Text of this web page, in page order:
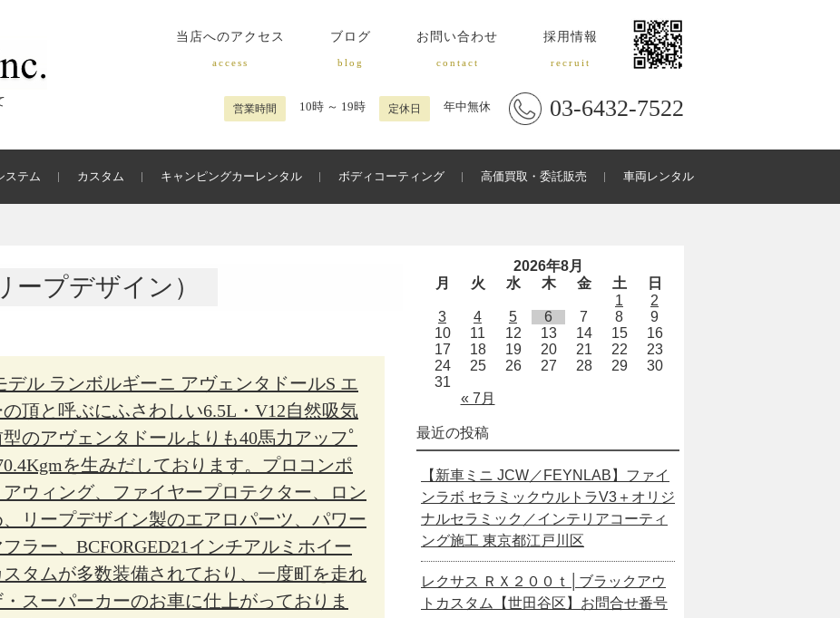
当店へのアクセス
access
ブログ
blog
お問い合わせ
contact
採用情報
recruit
営業時間 10時 ～ 19時 定休日 年中無休 03-6432-7522
ステム カスタム キャンピングカーレンタル ボディコーティング 高価買取・委託販売 車両レンタル
ープデザイン）
頂と呼ぶにふさわしい6.5L・V12自然吸気
のアヴェンタドールよりも40馬力アッフﾟ
を生みだしております。プロコンポ
ウィング、ファイヤープロテクター、ロン
リープデザイン製のエアロパーツ、パワー
ラー、BCFORGED21インチアルミホイー
タムが多数装備されており、一度町を走れ
スーパーカーのお車に仕上がっておりま
2026年8月
月
火 水 木 金 土 日
« 7月
1
2
3
4 5 6 7 8
9
10
11 12 13 14 15
16
17
18 19 20 21 22
23
24
25 26 27 28 29
30
31
最近の投稿
【新車ミニ JCW／FEYNLAB】ファイ
ンラボ セラミックウルトラV3＋オリジ
ナルセラミック／インテリアコーティ
ング施工 東京都江戸川区
レクサス ＲＸ２００ｔ│ブラックアウ
トカスタム【世田谷区】お問合せ番号